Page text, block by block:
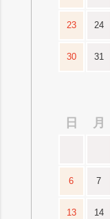
23 24
30 31
日
月
6 7
13 14